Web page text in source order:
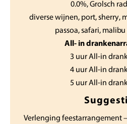
0.0%, Grolsch
diverse wijnen, port, sherry,
passoa, safari,
All- in
3 uur All-in
4 uur All-in
5 uur All-in
Verlenging feestarrangement